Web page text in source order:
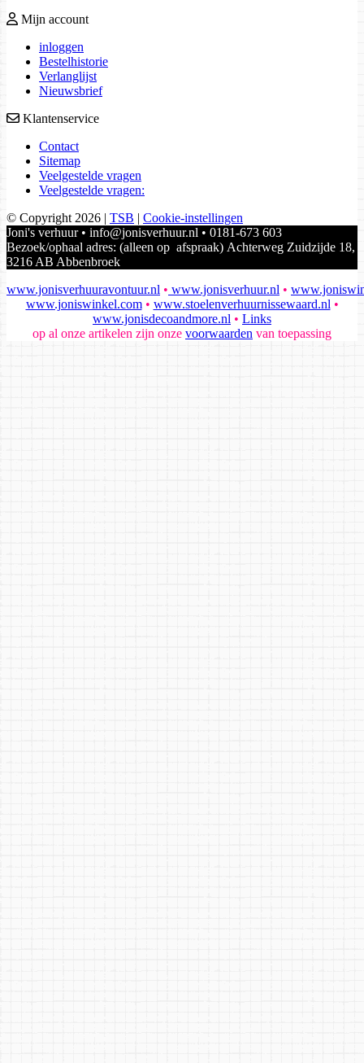
Mijn account
inloggen
Bestelhistorie
Verlanglijst
Nieuwsbrief
Klantenservice
Contact
Sitemap
Veelgestelde vragen
Veelgestelde vragen:
© Copyright 2026 | TSB | Cookie-instellingen
Joni's verhuur • info@jonisverhuur.nl • 0181-673 603
Bezoek/ophaal adres: (alleen op afspraak) Achterweg Zuidzijde 18,
3216 AB Abbenbroek
www.jonisverhuuravontuur.nl • www.jonisverhuur.nl •
www.joniswinkel.com• www.stoelenverhuurnissewaard.nl •
www.jonisdecoandmore.nl • Links
op al onze artikelen zijn onze voorwaarden van toepassing